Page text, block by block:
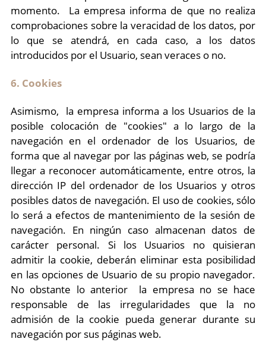
momento. La empresa informa de que no realiza
comprobaciones sobre la veracidad de los datos, por
lo que se atendrá, en cada caso, a los datos
introducidos por el Usuario, sean veraces o no.
6. Cookies
Asimismo, la empresa informa a los Usuarios de la
posible colocación de "cookies" a lo largo de la
navegación en el ordenador de los Usuarios, de
forma que al navegar por las páginas web, se podría
llegar a reconocer automáticamente, entre otros, la
dirección IP del ordenador de los Usuarios y otros
posibles datos de navegación. El uso de cookies, sólo
lo será a efectos de mantenimiento de la sesión de
navegación. En ningún caso almacenan datos de
carácter personal. Si los Usuarios no quisieran
admitir la cookie, deberán eliminar esta posibilidad
en las opciones de Usuario de su propio navegador.
No obstante lo anterior la empresa no se hace
responsable de las irregularidades que la no
admisión de la cookie pueda generar durante su
navegación por sus páginas web.